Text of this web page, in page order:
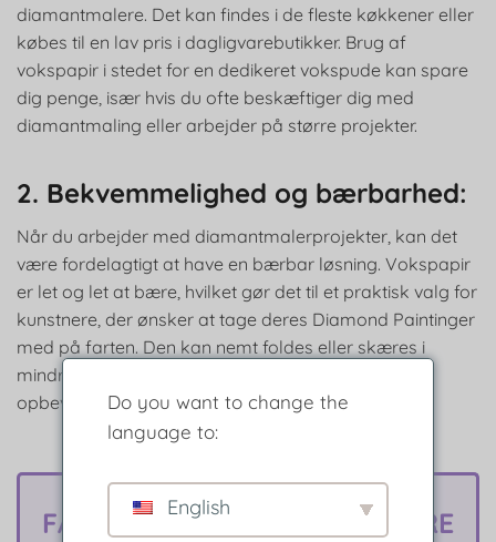
diamantmalere. Det kan findes i de fleste køkkener eller
købes til en lav pris i dagligvarebutikker. Brug af
vokspapir i stedet for en dedikeret vokspude kan spare
dig penge, især hvis du ofte beskæftiger dig med
diamantmaling eller arbejder på større projekter.
2. Bekvemmelighed og bærbarhed:
Når du arbejder med diamantmalerprojekter, kan det
være fordelagtigt at have en bærbar løsning. Vokspapir
er let og let at bære, hvilket gør det til et praktisk valg for
kunstnere, der ønsker at tage deres Diamond Paintinger
med på farten. Den kan nemt foldes eller skæres i
mindre sektioner, hvilket giver mulighed for nem
opbevaring og transport.
FÅ 10% RABAT PÅ DIN 1. ORDRE
Do you want to change the
language to:
English